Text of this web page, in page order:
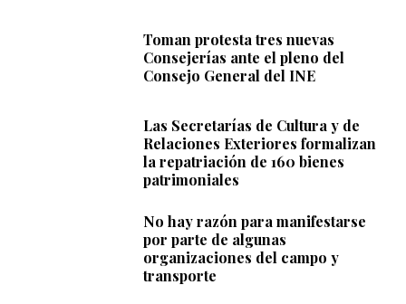
Toman protesta tres nuevas
Consejerías ante el pleno del
Consejo General del INE
Las Secretarías de Cultura y de
Relaciones Exteriores formalizan
la repatriación de 160 bienes
patrimoniales
No hay razón para manifestarse
por parte de algunas
organizaciones del campo y
transporte